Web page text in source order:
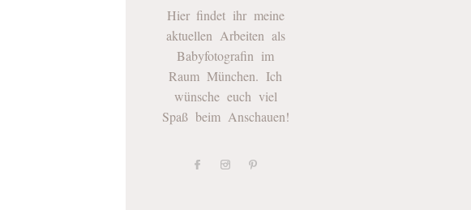
Hier findet ihr meine
aktuellen Arbeiten als
Babyfotografin im
Raum München. Ich
wünsche euch viel
Spaß beim Anschauen!